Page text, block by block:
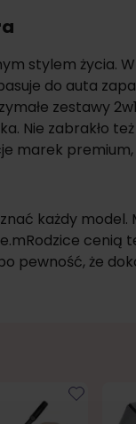
stylem życia.
do auta
zestawy
Nie zabrakło
marek
każdy model.
cenią
pewność, że